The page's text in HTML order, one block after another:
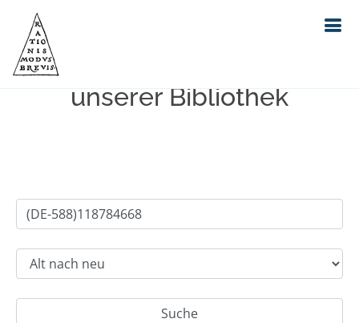
Einfache Suche im Bestand
unserer Bibliothek